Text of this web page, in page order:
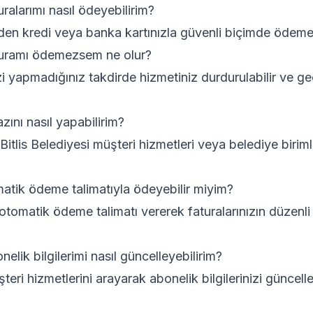
nasıl ödeyebilirim?
kredi veya banka kartınızla güvenli biçimde
ödemezsem ne olur?
yapmadığınız takdirde hizmetiniz durdurulabilir ve
nasıl yapabilirim?
Belediyesi müşteri hizmetleri veya belediye
ödeme talimatıyla ödeyebilir miyim?
ödeme talimatı vererek faturalarınızın
bilgilerimi nasıl güncelleyebilirim?
hizmetlerini arayarak abonelik bilgilerinizi